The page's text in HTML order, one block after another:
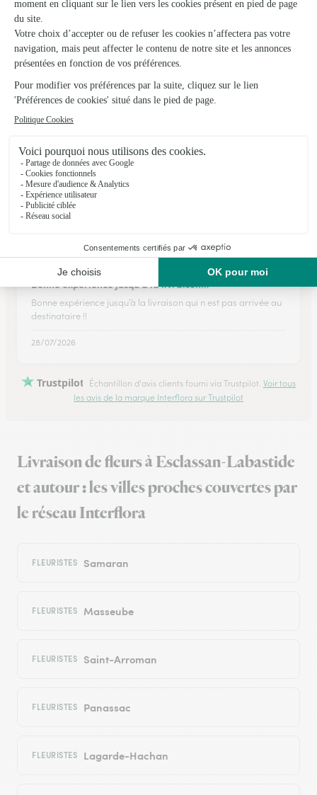
★ ★ ★ ★
Après une relance à votre service je…
Après une relance à votre service je suis satisfait
★
★
Très simple
Très simple. Efficace. Bien détaillé.
27/02/2026
Bonne expérience jusqu’à la livraison…
Bonne expérience jusqu’à la livraison qui n est pas arrivée au
destinataire !!
28/07/2026
Trustpilot Échantillon d'avis clients fourni via Trustpilot. Voir tous
les avis de la marque Interflora sur Trustpilot
Livraison de fleurs à Esclassan-Labastide
et autour : les villes proches couvertes par
le réseau Interflora
FLEURISTES Samaran
FLEURISTES Masseube
FLEURISTES Saint-Arroman
FLEURISTES Panassac
FLEURISTES Lagarde-Hachan